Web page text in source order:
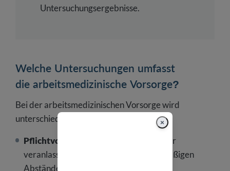
Untersuchungsergebnisse.
Welche Untersuchungen umfasst
die arbeitsmedizinische Vorsorge?
Bei der arbeitsmedizinischen Vorsorge wird
unterschieden zwischen:
Pflichtvorsorge:
Muss vom Arbeitgeber
veranlasst werden, und zwar in regelmäßigen
Abständen.
×